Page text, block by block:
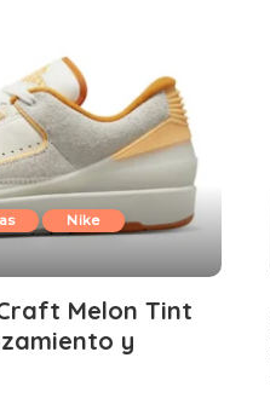
Nike
Melon Tint
y